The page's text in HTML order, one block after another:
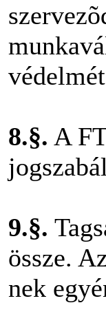
8.§. A
9.§.
össze.
nek